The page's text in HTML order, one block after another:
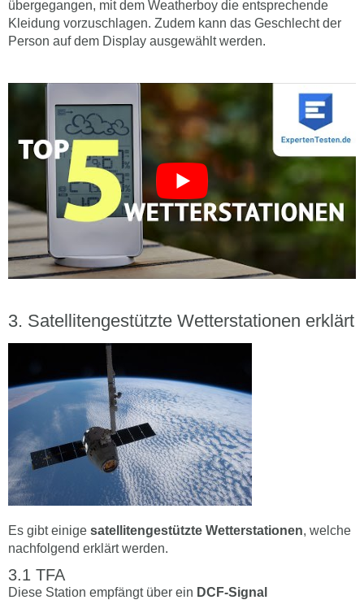
übergegangen, mit dem Weatherboy die entsprechende
Kleidung vorzuschlagen. Zudem kann das Geschlecht der
Person auf dem Display ausgewählt werden.
Satellitengestützte Wetterstationen erklärt
Es gibt einige satellitengestützte Wetterstationen, welche
nachfolgend erklärt werden.
TFA
Diese Station empfängt über ein DCF-Signal